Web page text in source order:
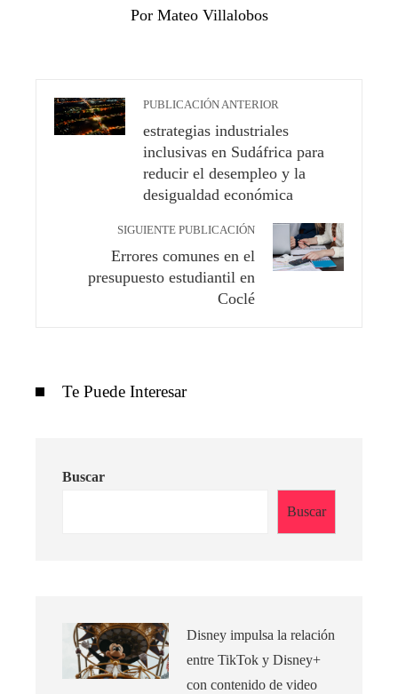
Por Mateo Villalobos
PUBLICACIÓN ANTERIOR
estrategias industriales
inclusivas en Sudáfrica para
reducir el desempleo y la
desigualdad económica
SIGUIENTE PUBLICACIÓN
Errores comunes en el
presupuesto estudiantil en
Coclé
Te Puede Interesar
Buscar
Buscar
Disney impulsa la relación
entre TikTok y Disney+
con contenido de video